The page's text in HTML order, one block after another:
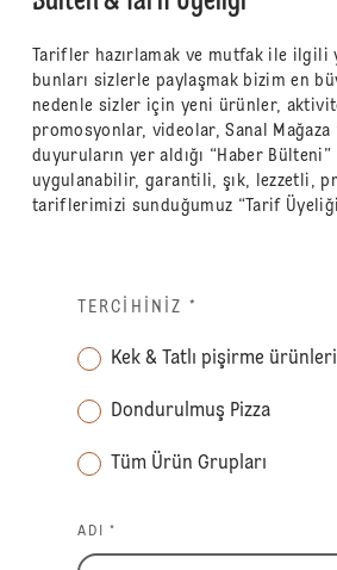
Tarifler hazırlamak ve mutfak ile ilgili
bunları sizlerle paylaşmak bizim en
nedenle sizler için yeni ürünler,
promosyonlar, videolar, Sanal
duyuruların yer aldığı “Haber Bülteni”
uygulanabilir, garantili, şık, lezzetli,
tariflerimizi sunduğumuz “Tarif
TERCIHINIZ *
Kek & Tatlı pişirme ürünleri
Dondurulmuş Pizza
Tüm Ürün Grupları
ADI *